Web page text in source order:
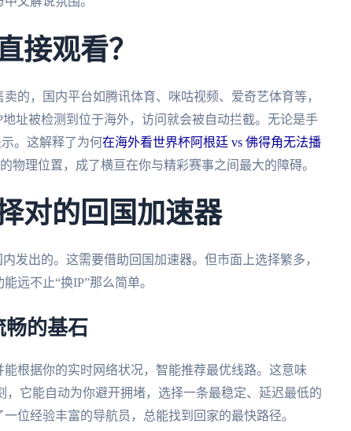
接观看？
的，国内平台如腾讯体育、咪咕视频、爱奇艺体育等，
址被检测到位于海外，访问就会被自动拦截。无论是手
。这解释了为何在海外看世界杯阿根廷 vs 佛得角无法播
物理位置，成了横亘在你与精彩赛事之间最大的障碍。
对的回国加速器
发出的。这需要借助回国加速器。但市面上选择繁多，
远不止“换IP”那么简单。
的基石
根据你的实时网络状况，智能推荐最优线路。这意味
它能自动为你避开拥堵，选择一条最稳定、延迟最低的
位经验丰富的导航员，总能找到回家的最快路径。